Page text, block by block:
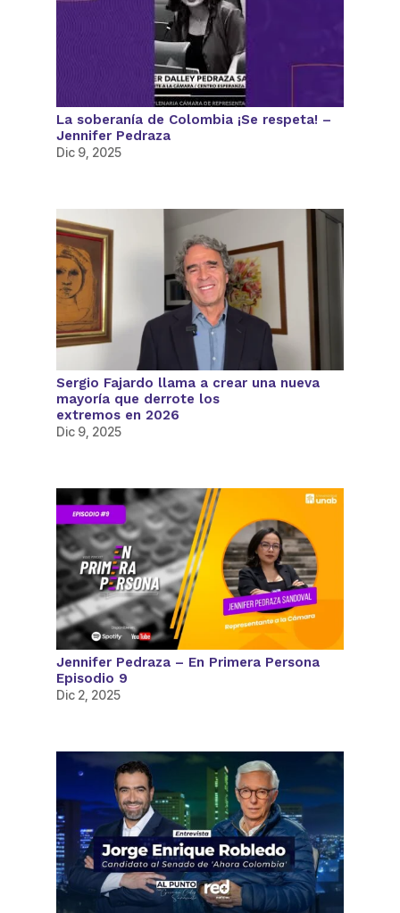
La soberanía de Colombia ¡Se respeta! –
Jennifer Pedraza
Dic 9, 2025
Sergio Fajardo llama a crear una nueva
mayoría que derrote los
extremos en 2026
Dic 9, 2025
Jennifer Pedraza – En Primera Persona
Episodio 9
Dic 2, 2025